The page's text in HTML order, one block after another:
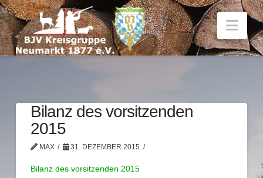
Bilanz des vorsitzenden
2015
MAX 31. DEZEMBER 2015
Bilanz des vorsitzenden 2015